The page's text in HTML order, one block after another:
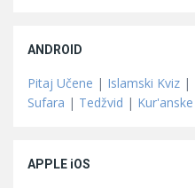
ANDROID
Pitaj Učene | Islamski Kviz |
Sufara | Tedžvid |
APPLE iOS